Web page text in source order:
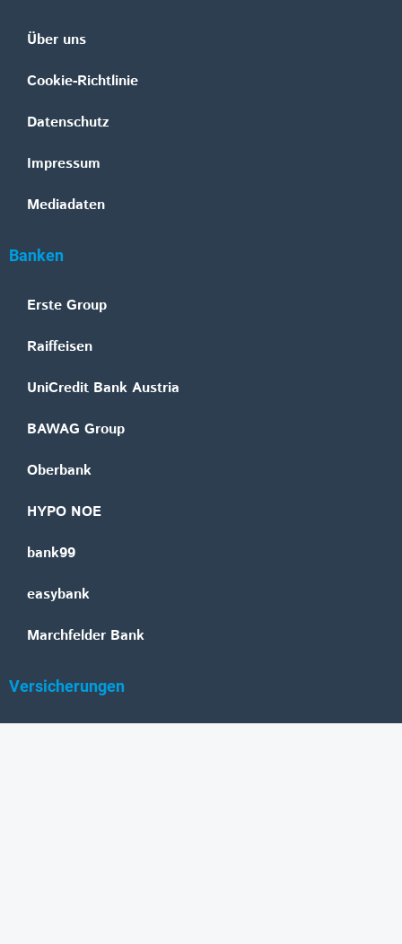
Über uns
Cookie-Richtlinie
Datenschutz
Impressum
Mediadaten
Banken
Erste Group
Raiffeisen
UniCredit Bank Austria
BAWAG Group
Oberbank
HYPO NOE
bank99
easybank
Marchfelder Bank
Versicherungen